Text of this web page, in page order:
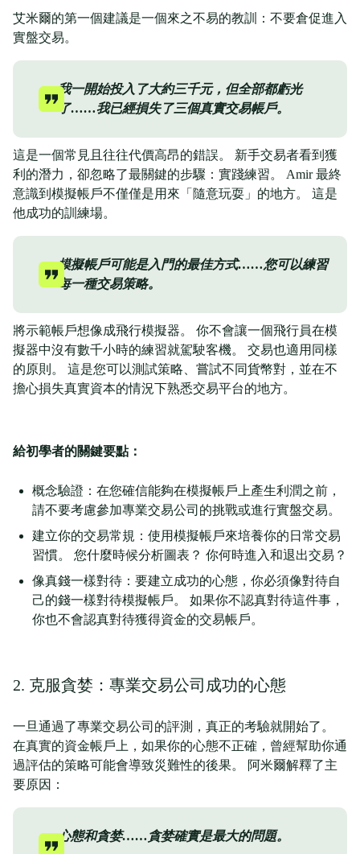
艾米爾的第一個建議是一個來之不易的教訓：不要倉促進入
實盤交易。
我一開始投入了大約三千元，但全部都虧光
了……我已經損失了三個真實交易帳戶。
這是一個常見且往往代價高昂的錯誤。 新手交易者看到獲
利的潛力，卻忽略了最關鍵的步驟：實踐練習。 Amir 最終
意識到模擬帳戶不僅僅是用來「隨意玩耍」的地方。 這是
他成功的訓練場。
模擬帳戶可能是入門的最佳方式……您可以練習
每一種交易策略。
將示範帳戶想像成飛行模擬器。 你不會讓一個飛行員在模
擬器中沒有數千小時的練習就駕駛客機。 交易也適用同樣
的原則。 這是您可以測試策略、嘗試不同貨幣對，並在不
擔心損失真實資本的情況下熟悉交易平台的地方。
給初學者的關鍵要點：
概念驗證：在您確信能夠在模擬帳戶上產生利潤之前，
請不要考慮參加專業交易公司的挑戰或進行實盤交易。
建立你的交易常規：使用模擬帳戶來培養你的日常交易
習慣。 您什麼時候分析圖表？ 你何時進入和退出交易？
像真錢一樣對待：要建立成功的心態，你必須像對待自
己的錢一樣對待模擬帳戶。 如果你不認真對待這件事，
你也不會認真對待獲得資金的交易帳戶。
2. 克服貪婪：專業交易公司成功的心態
一旦通過了專業交易公司的評測，真正的考驗就開始了。
在真實的資金帳戶上，如果你的心態不正確，曾經幫助你通
過評估的策略可能會導致災難性的後果。 阿米爾解釋了主
要原因：
心態和貪婪……貪婪確實是最大的問題。